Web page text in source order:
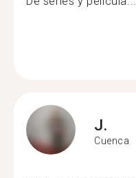
J.
Cuenca